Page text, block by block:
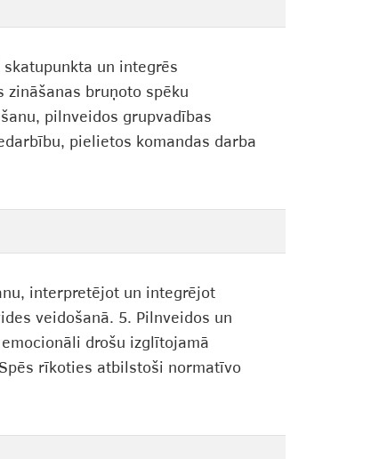
un integrēs
zināšanas bruņoto spēku
pilnveidos grupvadības
pielietos komandas darba
interpretējot un integrējot
veidošanā. 5. Pilnveidos un
drošu izglītojamā
rīkoties atbilstoši normatīvo